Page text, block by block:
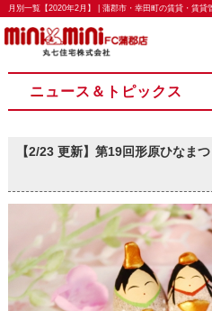
ニュース＆トピックス
【2/23 更新】第19回形原ひなま